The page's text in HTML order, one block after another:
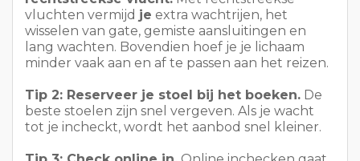
Tip 3: Check online in.Online inchecken gaat
sneller en biedt je vaak nog een laatste kans om
een betere stoel te krijgen. Het zorgt ook voor
minder stress op de luchthaven, omdat je dan al
een belangrijke klus hebt geklaard.
Tip 4: Vermijd indien mogelijk de drukste
vluchttijden.Tijdens vakantieperiodes, op
vrijdagavond en op maandagochtend zijn